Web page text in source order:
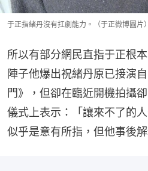
于正指緒丹沒有扛劇能力。（于正微博圖片）
所以有部分網民直指于正根
陣子他爆出祝緒丹原已接演
門》，但卻在臨近開機拍攝
儀式上表示：「讓來不了的
似乎是意有所指，但他事後